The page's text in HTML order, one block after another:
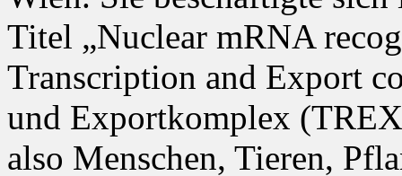
Titel „Nuclear mRNA
Transcription and Export
und Exportkomplex
also Menschen, Tieren,